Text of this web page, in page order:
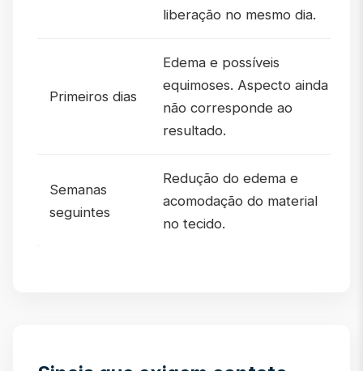
liberação no mesmo dia.
Primeiros dias
Edema e possíveis
equimoses. Aspecto ainda
não corresponde ao
resultado.
Semanas
seguintes
Redução do edema e
acomodação do material
no tecido.